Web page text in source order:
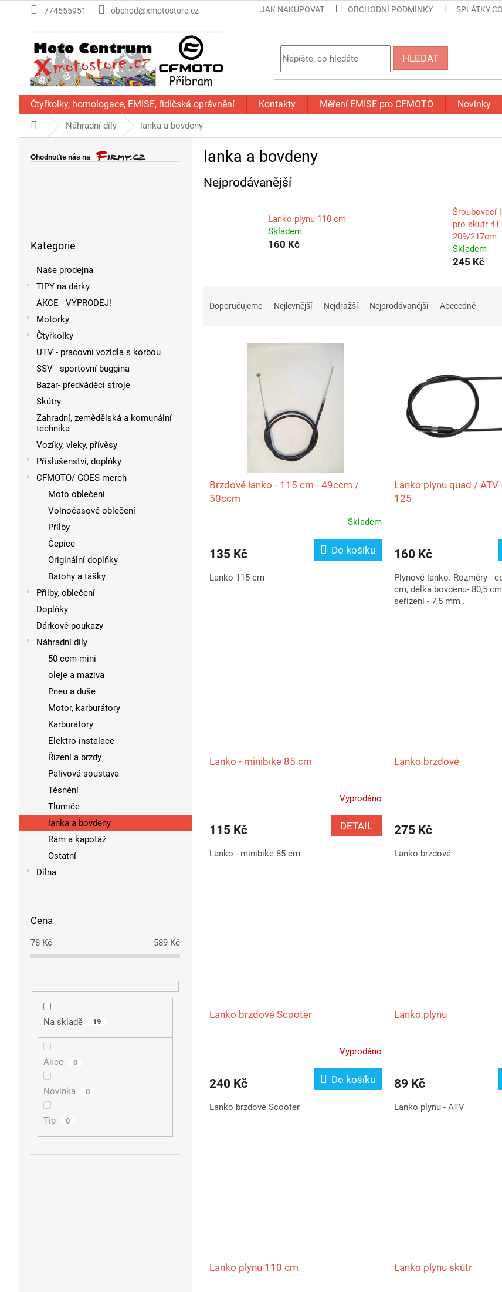
na
774555951 obchod@xmotostore.cz JAK NAKUPOVAT OBCHODNÍ PODMÍNKY SPLÁTKY
HLEDAT
Čtyřkolky, homologace, EMISE, řidičská oprávnění Kontakty Měření EMISE pro CFMOTO Novinky
Domů Náhradní díly lanka a bovdeny
kategorie
Kategorie
Naše prodejna
TIPY na dárky
AKCE - VÝPRODEJ!
Motorky
Čtyřkolky
UTV - pracovní vozidla s korbou
SSV - sportovní buggina
Bazar- předváděcí stroje
Skútry
Zahradní, zemědělská a komunální
technika
Vozíky, vleky, přívěsy
Příslušenství, doplňky
CFMOTO/ GOES merch
Moto oblečení
Volnočasové oblečení
Přilby
Čepice
Originální doplňky
Batohy a tašky
Přilby, oblečení
Doplňky
Dárkové poukazy
Náhradní díly
50 ccm mini
oleje a maziva
Pneu a duše
Motor, karburátory
Karburátory
Elektro instalace
Řízení a brzdy
Palivová soustava
Těsnění
Tlumiče
lanka a bovdeny
Rám a kapotáž
Ostatní
Dílna
Cena
78 Kč 589 Kč
Na skladě 19
Akce 0
Novinka 0
Tip 0
lanka a bovdeny
Nejprodávanější
Lanko plynu 110 cm
Skladem
160 Kč
Šroubovací
pro skútr 4T
209/217cm
Skladem
245 Kč
Doporučujeme Nejlevnější Nejdražší Nejprodávanější Abecedně
Brzdové lanko - 115 cm - 49ccm /
50ccm
Skladem
135 Kč Do košíku
Lanko 115 cm
Lanko plynu quad /
125
160 Kč
Plynové lanko. Rozměry -
cm, délka bovdenu- 80,5
seřízení - 7,5 mm .
Lanko - minibike 85 cm
Vyprodáno
115 Kč DETAIL
Lanko - minibike 85 cm
Lanko brzdové
275 Kč
Lanko brzdové
Lanko brzdové Scooter
Vyprodáno
240 Kč Do košíku
Lanko brzdové Scooter
Lanko plynu
89 Kč
Lanko plynu - ATV
Lanko plynu 110 cm Lanko plynu skútr